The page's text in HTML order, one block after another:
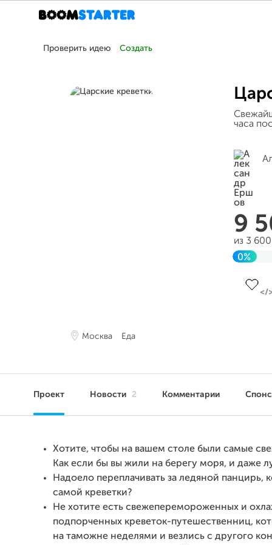
Проверить идею Создать
Москва Еда
часа
9
из 3
0%
Проект Новости 2 Комментарии
Хотите, чтобы на вашем столе были самые
Как если бы вы жили на берегу моря, и даже
Надоело переплачивать за ледяной панцирь,
самой креветки?
Не хотите есть свежеперемороженных и
подпорченных креветок-путешественниц,
на таможне неделями и везлись с другого